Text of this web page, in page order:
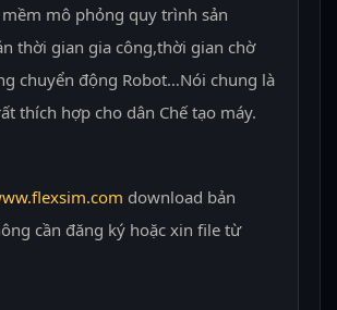
mô phỏng quy trình sản
thời gian gia công,thời gian chờ
chuyển động Robot…Nói chung là
thích hợp cho dân Chế tạo máy.
download bản
cần đăng ký hoặc xin file từ